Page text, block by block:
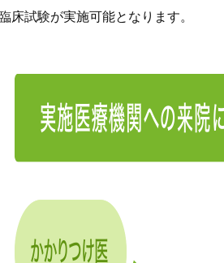
床試験が実施可能となります。